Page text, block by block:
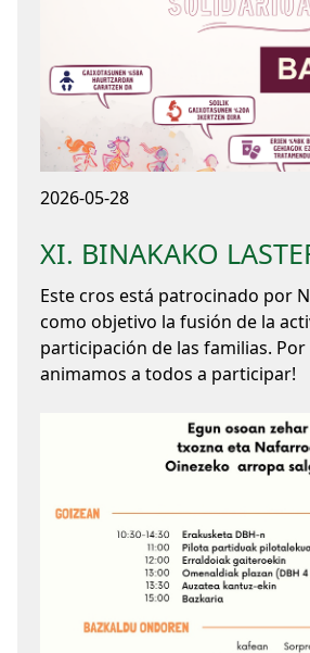
2026-05-28
XI. BINAKAKO
Este cros está patrocinado por
como objetivo la fusión de la
participación de las familias. Por
animamos a todos a participar!